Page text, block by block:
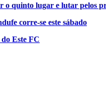
o quinto lugar e lutar pelos
corre-se este sábado
Este FC